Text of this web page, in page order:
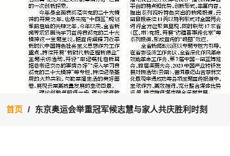
首页 东京奥运会举重冠军候志慧与家人共庆胜利时刻